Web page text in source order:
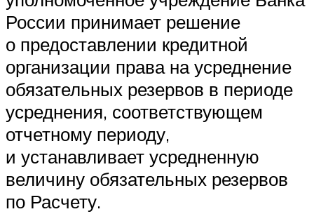
России принимает решение
о предоставлении кредитной
организации права на усреднение
обязательных резервов в периоде
усреднения, соответствующем
отчетному периоду,
и устанавливает усредненную
величину обязательных резервов
по Расчету.